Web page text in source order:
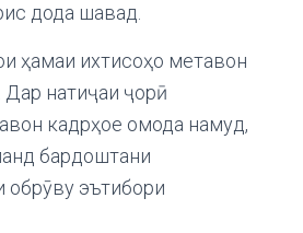
дода шавад.
ҳамаи ихтисоҳо метавон
натиҷаи ҷорӣ
кадрҳое омода намуд,
бардоштани
обрӯву эътибори